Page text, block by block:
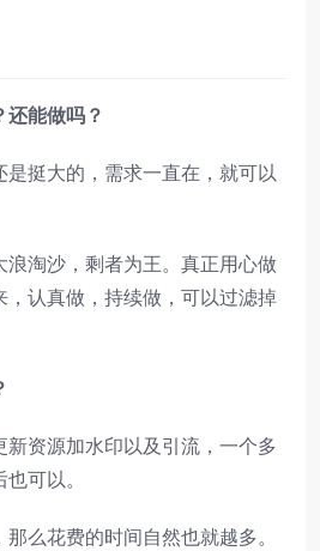
能做吗？
挺大的，需求一直在，就可以
淘沙，剩者为王。真正用心做
，认真做，持续做，可以过滤掉
资源加水印以及引流，一个多
可以。
么花费的时间自然也就越多。